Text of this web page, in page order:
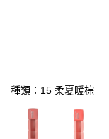
種類：15 柔夏暖棕